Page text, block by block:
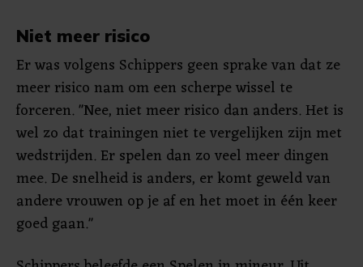
Niet meer risico
Er was volgens Schippers geen sprake van dat ze
meer risico nam om een scherpe wissel te
forceren. "Nee, niet meer risico dan anders. Het is
wel zo dat trainingen niet te vergelijken zijn met
wedstrijden. Er spelen dan zo veel meer dingen
mee. De snelheid is anders, er komt geweld van
andere vrouwen op je af en het moet in één keer
goed gaan."